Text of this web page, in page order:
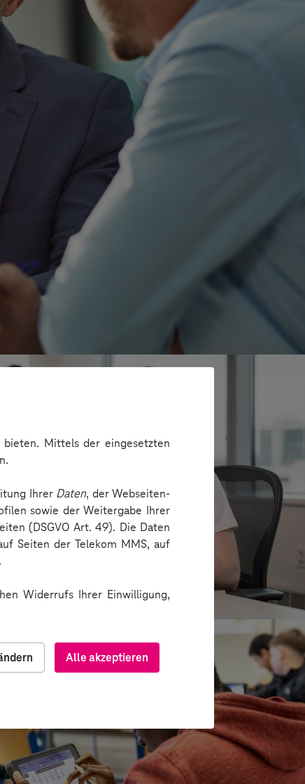
bieten. Mittels der eingesetzten
Ihrer Daten, der Webseiten-
sowie der Weitergabe Ihrer
(DSGVO Art. 49). Die Daten
Seiten der Telekom MMS, auf
Widerrufs Ihrer Einwilligung,
Alle akzeptieren